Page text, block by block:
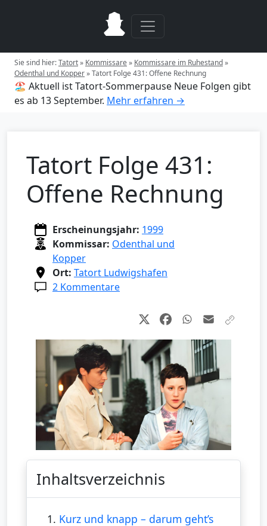
Sie sind hier:Tatort» Kommissare» Kommissare im Ruhestand»
Odenthal und Kopper»Tatort Folge 431: Offene Rechnung
🏖️ Aktuell ist Tatort-Sommerpause Neue Folgen gibt
es ab 13 September. Mehr erfahren →
Tatort Folge 431:
Offene Rechnung
Erscheinungsjahr: 1999
Kommissar: Odenthal und
Kopper
Ort: Tatort Ludwigshafen
2 Kommentare
Inhaltsverzeichnis
1. Kurz und knapp – darum geht’s